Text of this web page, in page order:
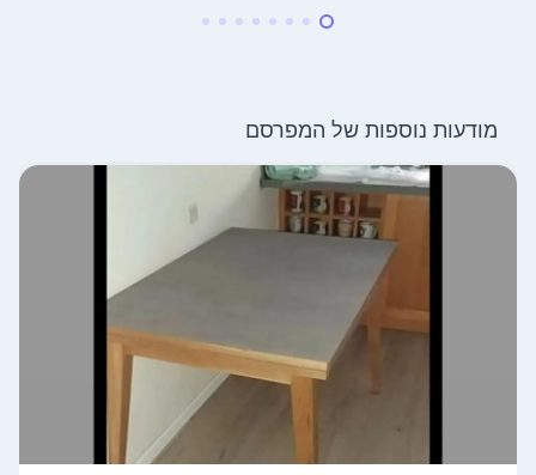
מודעות נוספות של המפרסם